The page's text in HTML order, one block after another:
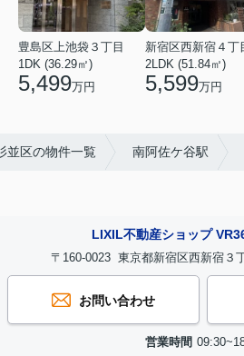
豊島区上池袋３丁目
1DK (36.29㎡)
5,499万円
新宿区西新宿４丁
2LDK (51.84㎡)
5,599万円
並区の物件一覧 南阿佐ケ谷駅
LIXIL不動産ショップ
〒160-0023 東京都新宿区西新宿３
お問い合わせ
営業時間